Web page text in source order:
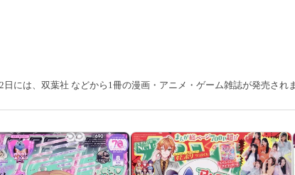
日には、双葉社 などから1冊の漫画・アニメ・ゲーム雑誌が発売され